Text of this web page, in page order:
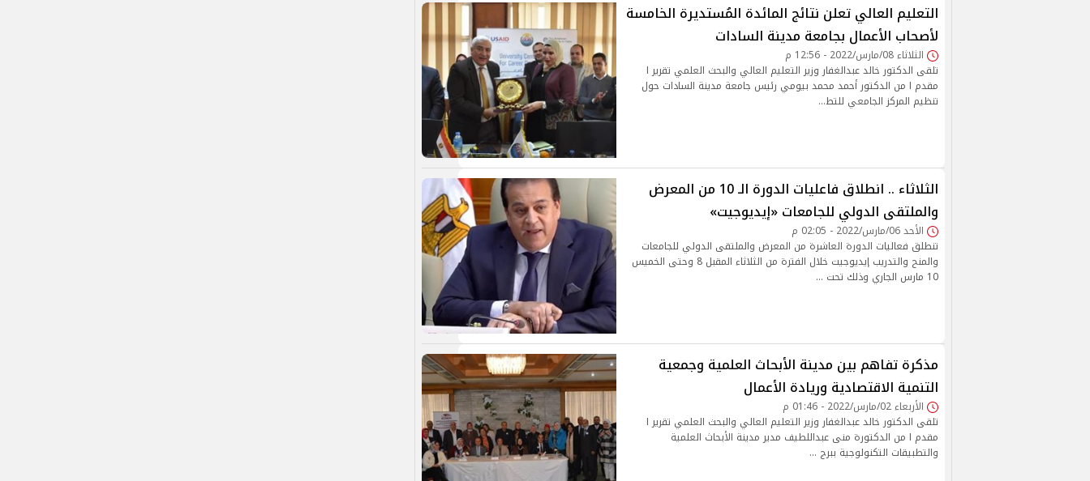
التعليم العالي تعلن نتائج المائدة المُستديرة الخامسة
لأصحاب الأعمال بجامعة مدينة السادات
الثلاثاء 08/مارس/2022 - 12:56 م
تلقى الدكتور خالد عبدالغفار وزير التعليم العالي والبحث العلمي تقرير ا
مقدم ا من الدكتور أحمد محمد بيومي رئيس جامعة مدينة السادات حول
تنظيم المركز الجامعي للتط…
الثلاثاء .. انطلاق فاعليات الدورة الـ 10 من المعرض
والملتقى الدولي للجامعات «إيديوجيت»
الأحد 06/مارس/2022 - 02:05 م
تنطلق فعاليات الدورة العاشرة من المعرض والملتقى الدولي للجامعات
والمنح والتدريب إيديوجيت خلال الفترة من الثلاثاء المقبل 8 وحتى الخميس
10 مارس الجاري وذلك تحت …
مذكرة تفاهم بين مدينة الأبحاث العلمية وجمعية
التنمية الاقتصادية وريادة الأعمال
الأربعاء 02/مارس/2022 - 01:46 م
تلقى الدكتور خالد عبدالغفار وزير التعليم العالي والبحث العلمي تقرير ا
مقدم ا من الدكتورة منى عبداللطيف مدير مدينة الأبحاث العلمية
والتطبيقات التكنولوجية ببرج …